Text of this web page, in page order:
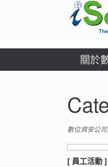
關於
數位資安公
[ 員工活動